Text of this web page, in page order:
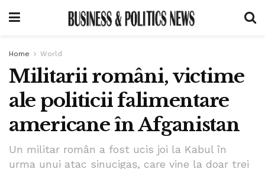
Home World
Militarii români, victime
ale politicii falimentare
americane în Afganistan
Un militar român a fost ucis joi la Kabul în
urma unui atac sinucigaș, care vine la doar trei